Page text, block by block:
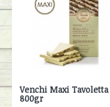
Venchi Maxi Tavoletta
800gr